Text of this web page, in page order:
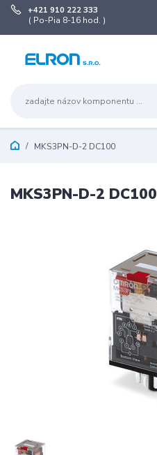
+421 910 222 333
( Po-Pia 8-16 hod. )
MKS3PN-D-2 DC100
MKS3PN-D-2 DC100